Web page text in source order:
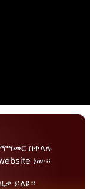
በቀላሉ
ነው።
ይለዩ።